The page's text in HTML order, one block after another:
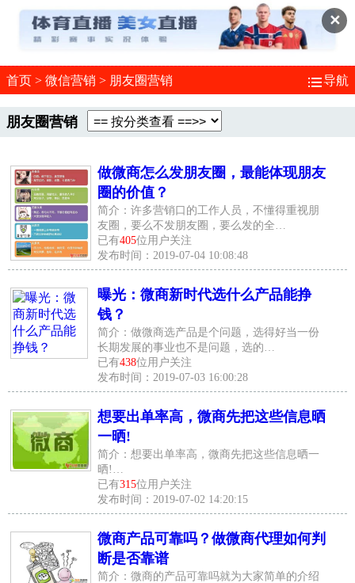
✕
首页 > 微信营销 > 朋友圈营销 导航
朋友圈营销
做微商怎么发朋友圈，最能体现朋友
圈的价值？
简介：许多营销口的工作人员，不懂得重视朋
友圈，要么不发朋友圈，要么发的全…
已有405位用户关注
发布时间：2019-07-04 10:08:48
曝光：微商新时代选什么产品能挣
钱？
简介：做微商选产品是个问题，选得好当一份
长期发展的事业也不是问题，选的…
已有438位用户关注
发布时间：2019-07-03 16:00:28
想要出单率高，微商先把这些信息晒
一晒!
简介：想要出单率高，微商先把这些信息晒一
晒!…
已有315位用户关注
发布时间：2019-07-02 14:20:15
微商产品可靠吗？做微商代理如何判
断是否靠谱
简介：微商的产品可靠吗就为大家简单的介绍